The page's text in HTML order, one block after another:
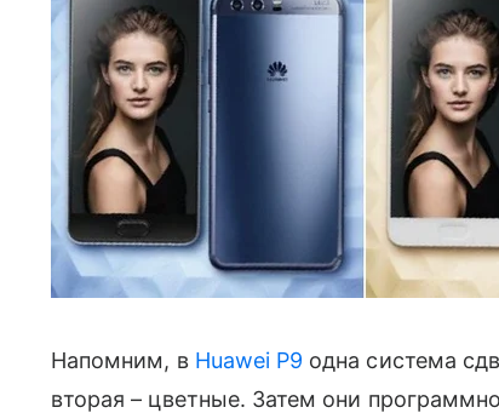
Напомним, в Huawei P9 одна система
вторая – цветные. Затем они